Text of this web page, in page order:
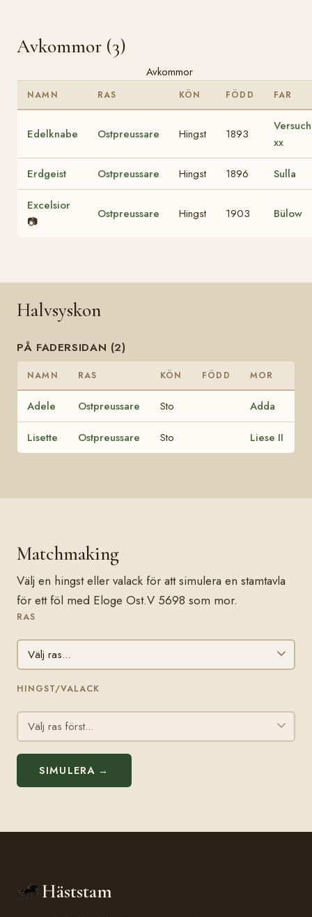
Avkommor (3)
Avkommor
NAMN RAS KÖN FÖDD FAR
Edelknabe Ostpreussare Hingst 1893
Versuch
xx
Erdgeist Ostpreussare Hingst 1896 Sulla
Excelsior
📷
Ostpreussare Hingst 1903 Bülow
Halvsyskon
PÅ FADERSIDAN (2)
NAMN RAS KÖN FÖDD MOR
Adele Ostpreussare Sto Adda
Lisette Ostpreussare Sto Liese II
Matchmaking
Välj en hingst eller valack för att simulera en stamtavla
för ett föl med Eloge Ost.V 5698 som mor.
RAS
HINGST/VALACK
SIMULERA →
Häststam